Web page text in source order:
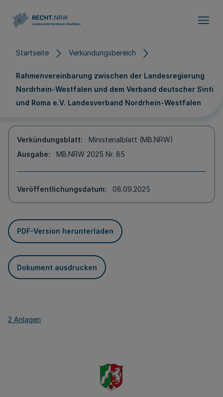
Startseite Verkündungsbereich
Rahmenvereinbarung zwischen der Landesregierung
Nordrhein-Westfalen und dem Verband deutscher Sinti
und Roma e.V. Landesverband Nordrhein-Westfalen
Verkündungsblatt
Ministerialblatt (MB.NRW)
Ausgabe
MB.NRW 2025 Nr. 85
Veröffentlichungsdatum 08.09.2025
PDF-Version herunterladen
Dokument ausdrucken
2 Anlagen